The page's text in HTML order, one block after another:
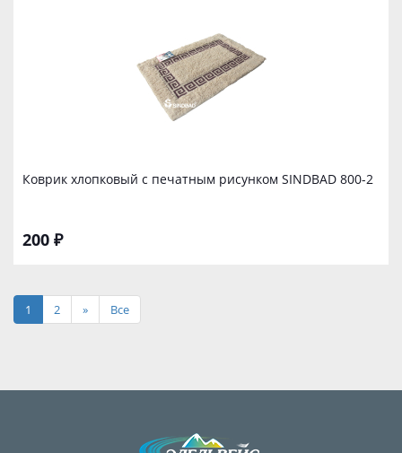
Коврик хлопковый с печатным рисунком SINDBAD 800-2
200 ₽
1 2 » Все